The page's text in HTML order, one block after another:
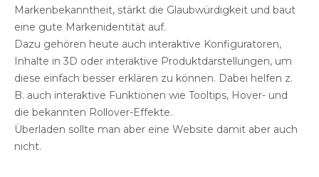
Markenbekanntheit, stärkt die Glaubwürdigkeit und baut
eine gute Markenidentität auf.
Dazu gehören heute auch interaktive Konfiguratoren,
Inhalte in 3D oder interaktive Produktdarstellungen, um
diese einfach besser erklären zu können. Dabei helfen z.
B. auch interaktive Funktionen wie Tooltips, Hover- und
die bekannten Rollover-Effekte.
Überladen sollte man aber eine Website damit aber auch
nicht.